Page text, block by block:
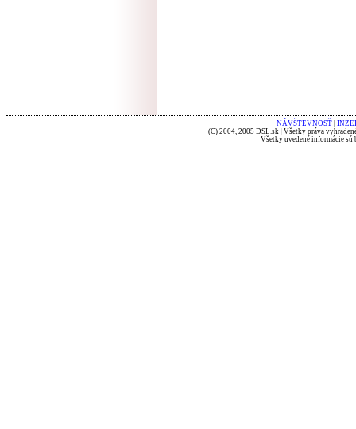
NÁVŠTEVNOSŤ
(C) 2004, 2005 DSL.sk | Všetky práva
Všetky uvedené informácie sú